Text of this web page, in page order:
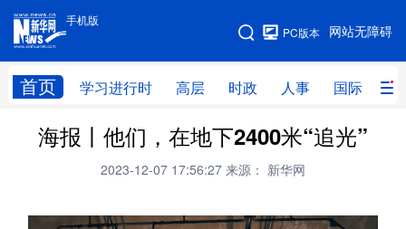
手机版
网站无障碍
PC版本
首页 学习进行时 高层 时政 人事 国际 财
手机版
网站地图
学习进行时 时政 人事
财经 网评
海报丨他们，在地下2400米“追光”
2023-12-07 17:56:27 来源： 新华网